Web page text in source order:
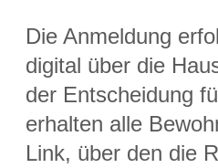
Die Anmeldung
digital über die
der Entscheidung
erhalten alle
Link, über den die